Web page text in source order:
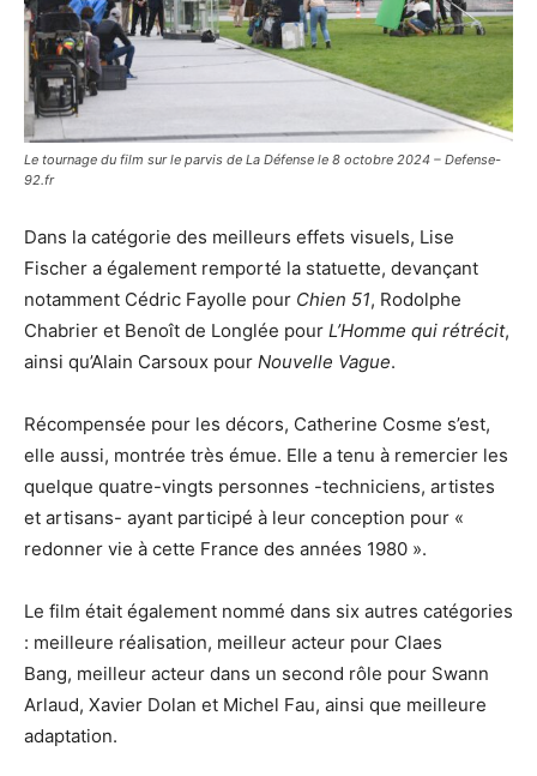
Le tournage du film sur le parvis de La Défense le 8 octobre 2024 – Defense-
92.fr
Dans la catégorie des meilleurs effets visuels, Lise
Fischer a également remporté la statuette, devançant
notamment Cédric Fayolle pour Chien 51, Rodolphe
Chabrier et Benoît de Longlée pour L’Homme qui rétrécit,
ainsi qu’Alain Carsoux pour Nouvelle Vague.
Récompensée pour les décors, Catherine Cosme s’est,
elle aussi, montrée très émue. Elle a tenu à remercier les
quelque quatre-vingts personnes -techniciens, artistes
et artisans- ayant participé à leur conception pour «
redonner vie à cette France des années 1980 ».
Le film était également nommé dans six autres catégories
: meilleure réalisation, meilleur acteur pour Claes
Bang, meilleur acteur dans un second rôle pour Swann
Arlaud, Xavier Dolan et Michel Fau, ainsi que meilleure
adaptation.